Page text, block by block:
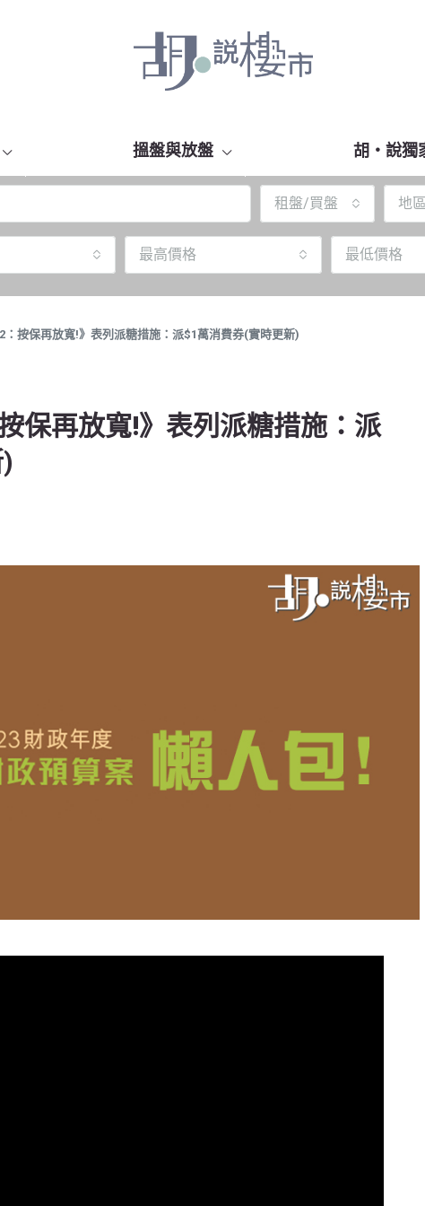
搵盤與放盤 胡‧說獨
租盤/買盤 地區
最高價格 最低價格
：按保再放寬!》表列派糖措施：派$1萬消費券(實時更新)
保再放寬!》表列派糖措施：派